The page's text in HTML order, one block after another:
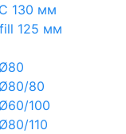
130 мм
125 мм
80
100
110